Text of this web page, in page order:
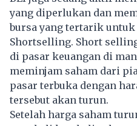
yang diperlukan dan
bursa yang tertarik untuk
Shortselling. Short
di pasar keuangan di
meminjam saham dari
pasar terbuka dengan
tersebut akan turun.
Setelah harga saham